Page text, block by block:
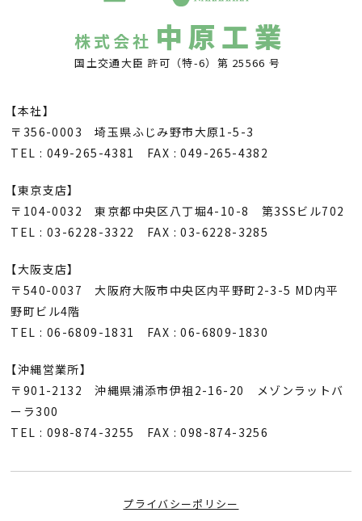
株式会社 中原工業
国土交通大臣 許可（特-6）第 25566 号
【本社】
〒356-0003 埼玉県ふじみ野市大原1-5-3
TEL : 049-265-4381 FAX : 049-265-4382
【東京支店】
〒104-0032 東京都中央区八丁堀4-10-8 第3SSビル702
TEL : 03-6228-3322 FAX : 03-6228-3285
【大阪支店】
〒540-0037 大阪府大阪市中央区内平野町2-3-5 MD内平
野町ビル4階
TEL : 06-6809-1831 FAX : 06-6809-1830
【沖縄営業所】
〒901-2132 沖縄県浦添市伊祖2-16-20 メゾンラットバ
ーラ300
TEL : 098-874-3255 FAX : 098-874-3256
プライバシーポリシー